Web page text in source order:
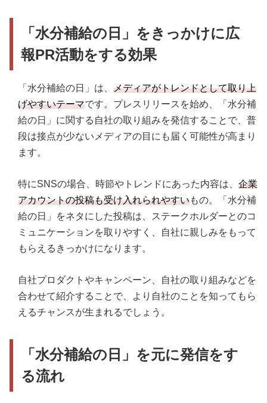
「水分補給の日」をきっかけに広
報PR活動をする効果
「水分補給の日」は、 メディアがトレンドとして取り上
げやすいテーマです。プレスリリースを始め、「水分補
給の日」に関する自社の取り組みを発信することで、普
段は接点が少ないメディアの目にも届く可能性が高まり
ます。
特にSNSの場合、時節やトレンドにあった内容は、 企業
アカウントの投稿も受け入れられやすいもの。「水分補
給の日」をネタにした投稿は、ステークホルダーとのコ
ミュニケーションを取りやすく、自社に親しみをもって
もらえるきっかけになります。
自社プロダクトやキャンペーン、自社の取り組みなどを
合わせて紹介することで、より自社のことを知ってもら
えるチャンスが生まれるでしょう。
「水分補給の日」を元に発信をす
る流れ